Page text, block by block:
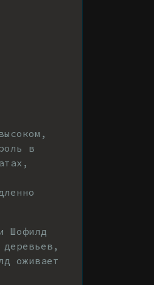
в
Шофилд
оживает